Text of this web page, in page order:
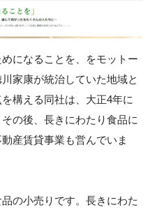
になることを、をモットー
家康が統治していた地域と
構える同社は、大正4年に
の後、長きにわたり食品に
産賃貸事業も営んでいま
の小売りです。長きにわた